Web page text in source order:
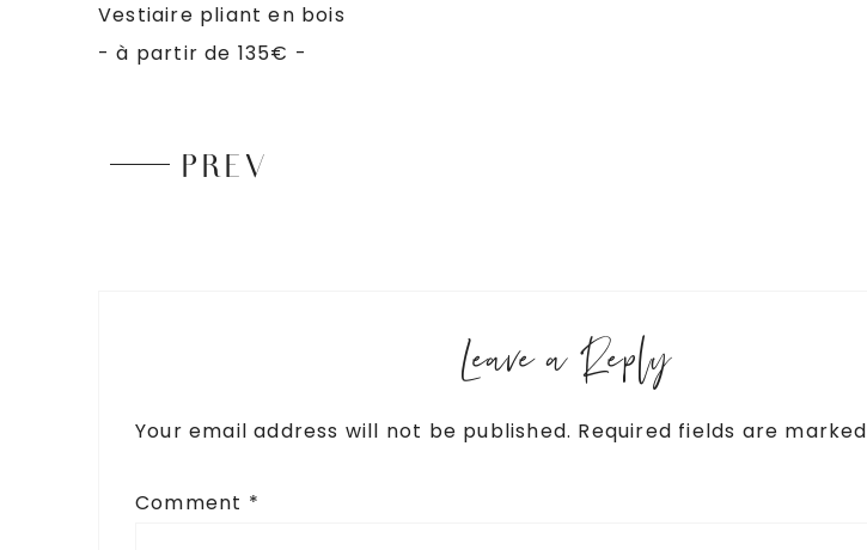
Vestiaire pliant en bois
- à partir de 135€ -
PREV
Leave a Reply
Your email address will not be published. Required fields are marked
Comment *